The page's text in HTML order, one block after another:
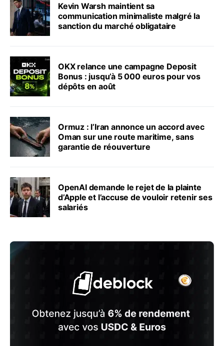
Kevin Warsh maintient sa
communication minimaliste malgré la
sanction du marché obligataire
OKX relance une campagne Deposit
Bonus : jusqu’à 5 000 euros pour vos
dépôts en août
Ormuz : l’Iran annonce un accord avec
Oman sur une route maritime, sans
garantie de réouverture
OpenAI demande le rejet de la plainte
d’Apple et l’accuse de vouloir retenir ses
salariés